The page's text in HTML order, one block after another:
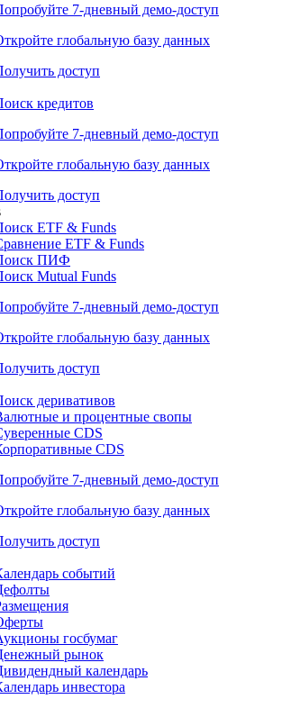
7-дневный демо-доступ
глобальную базу данных
доступ
кредитов
7-дневный демо-доступ
глобальную базу данных
доступ
ETF & Funds
ETF & Funds
ПИФ
Mutual Funds
7-дневный демо-доступ
глобальную базу данных
доступ
деривативов
и процентные свопы
CDS
CDS
7-дневный демо-доступ
глобальную базу данных
доступ
событий
госбумаг
рынок
календарь
инвестора